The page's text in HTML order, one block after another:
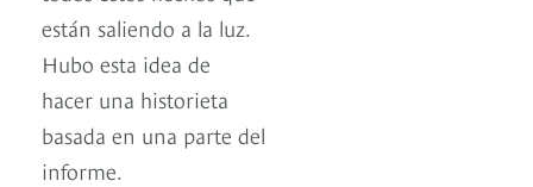
están saliendo a la luz.
Hubo esta idea de
hacer una historieta
basada en una parte del
informe.